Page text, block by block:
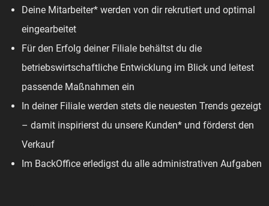
Deine Mitarbeiter* werden von dir rekrutiert und optimal
eingearbeitet
Für den Erfolg deiner Filiale behältst du die
betriebswirtschaftliche Entwicklung im Blick und leitest
passende Maßnahmen ein
In deiner Filiale werden stets die neuesten Trends gezeigt
– damit inspirierst du unsere Kunden* und förderst den
Verkauf
Im BackOffice erledigst du alle administrativen Aufgaben